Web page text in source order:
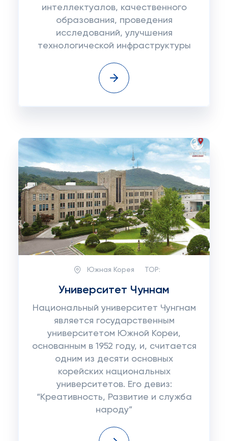
интеллектуалов, качественного
образования, проведения
исследований, улучшения
технологической инфраструктуры
Южная Корея TOP:
Университет Чуннам
Национальный университет Чунгнам
является государственным
университетом Южной Кореи,
основанным в 1952 году, и, считается
одним из десяти основных
корейских национальных
университетов. Его девиз:
“Креативность, Развитие и служба
народу”